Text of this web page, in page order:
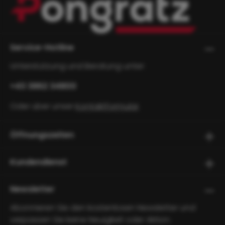
Service-Hotline
+43 3862 34800
Kontaktformular
Öffnungszeiten
Kundendienst
Newsletter